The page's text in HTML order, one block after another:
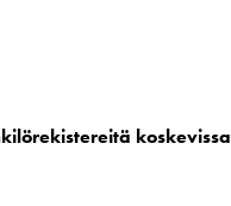
koskevissa